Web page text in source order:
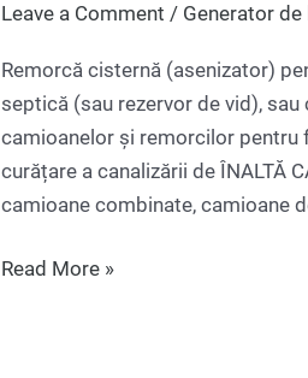
Leave a Comment / Generator
Remorcă cisternă (asenizator)
septică (sau rezervor de vid),
camioanelor și remorcilor pentru
curățare a canalizării de ÎNALTĂ
camioane combinate, camioane
5
tone
Read More »